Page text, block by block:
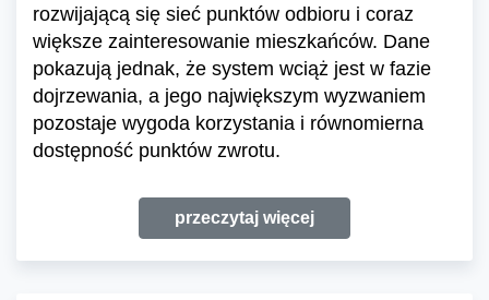
rozwijającą się sieć punktów odbioru i coraz
większe zainteresowanie mieszkańców. Dane
pokazują jednak, że system wciąż jest w fazie
dojrzewania, a jego największym wyzwaniem
pozostaje wygoda korzystania i równomierna
dostępność punktów zwrotu.
przeczytaj więcej